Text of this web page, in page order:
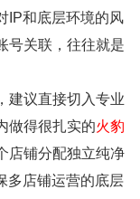
IP和底层环境的风
号关联，往往就是
议直接切入专业
做得很扎实的火豹
店铺分配独立纯净
多店铺运营的底层